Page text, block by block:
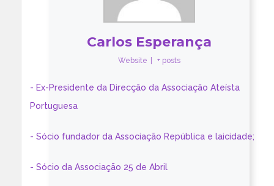
Carlos Esperança
Website + posts
- Ex-Presidente da Direcção da Associação Ateísta
Portuguesa
- Sócio fundador da Associação República e laicidade;
- Sócio da Associação 25 de Abril